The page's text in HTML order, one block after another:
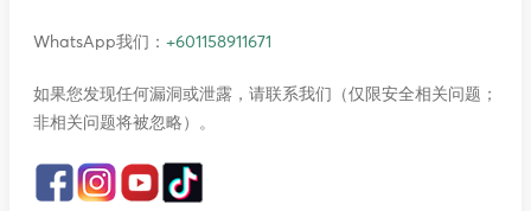
WhatsApp我们： +601158911671
如果您发现任何漏洞或泄露，请联系我们（仅限安全相关问题；
非相关问题将被忽略）。